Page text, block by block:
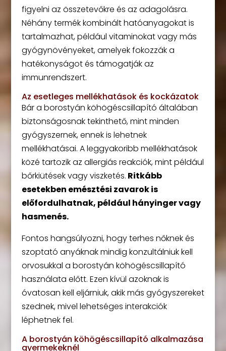
figyelni az összetevőkre és az adagolásra.
Néhány termék kombinált hatóanyagokat is
tartalmazhat, például vitaminokat vagy más
gyógynövényeket, amelyek fokozzák a
hatékonyságot és támogatják az
immunrendszert.
Az esetleges mellékhatások és kockázatok
Bár a borostyán köhögéscsillapító általában
biztonságosnak tekinthető, mint minden
gyógyszernek, ennek is lehetnek
mellékhatásai. A leggyakoribb mellékhatások
közé tartozik az allergiás reakciók, mint például
bőrkiütések vagy viszketés. Ritkább
esetekben emésztési zavarok is
előfordulhatnak, például hányinger vagy
hasmenés.
Fontos hangsúlyozni, hogy terhes nőknek és
szoptató anyáknak mindig konzultálniuk kell
orvosukkal a borostyán köhögéscsillapító
használata előtt. Ezen kívül azoknak is
óvatosan kell eljárniuk, akik más gyógyszereket
szednek, mivel lehetséges interakciók
léphetnek fel.
A borostyán köhögéscsillapító alkalmazása
gyermekeknél